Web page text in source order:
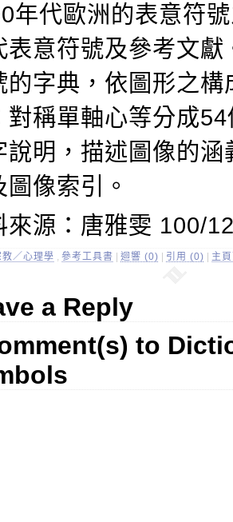
年代歐洲的表意符
表意符號及參考文獻
的字典，依圖形之構
對稱單軸心等分成
說明，描述圖像的涵
圖像索引。
來源：唐雅雯 100/
／心理學 參考工具書 | 迴響 (0) | 引用 (0) | 主
a Reply
to